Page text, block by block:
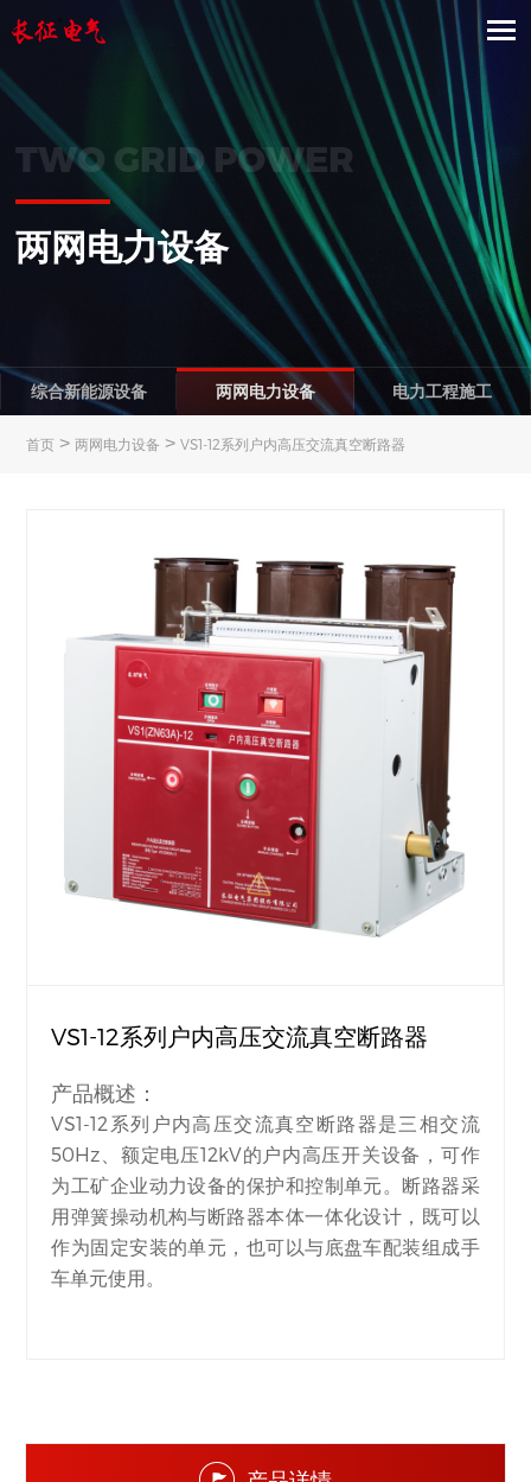
TWO GRID POWER
两网电力设备
综合新能源设备 两网电力设备 电力工程施工
首页 >两网电力设备 >VS1-12系列户内高压交流真空断路器
VS1-12系列户内高压交流真空断路器
产品概述：
VS1-12系列户内高压交流真空断路器是三相交流
50Hz、额定电压12kV的户内高压开关设备，可作
为工矿企业动力设备的保护和控制单元。断路器采
用弹簧操动机构与断路器本体一体化设计，既可以
作为固定安装的单元，也可以与底盘车配装组成手
车单元使用。